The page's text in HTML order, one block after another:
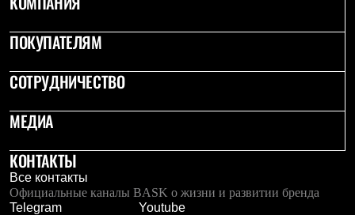
ПОКУПАТЕЛЯМ
СОТРУДНИЧЕСТВО
МЕДИА
КОНТАКТЫ
Все контакты
Официальные каналы BASK о жизни и развитии бренда
Telegram
Youtube